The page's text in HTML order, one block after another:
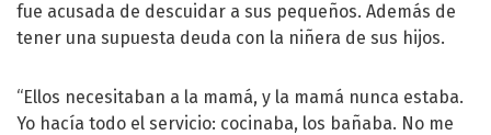
fue acusada de descuidar a sus pequeños. Además de
tener una supuesta deuda con la niñera de sus hijos.
“Ellos necesitaban a la mamá, y la mamá nunca estaba.
Yo hacía todo el servicio: cocinaba, los bañaba. No me